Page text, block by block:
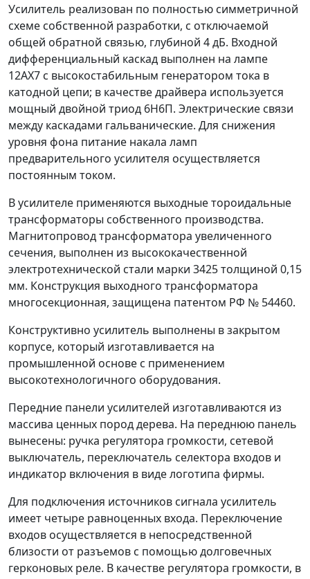
Усилитель реализован по полностью симметричной
схеме собственной разработки, c отключаемой
общей обратной связью, глубиной 4 дБ. Входной
дифференциальный каскад выполнен на лампе
12АХ7 с высокостабильным генератором тока в
катодной цепи; в качестве драйвера используется
мощный двойной триод 6Н6П. Электрические связи
между каскадами гальванические. Для снижения
уровня фона питание накала ламп
предварительного усилителя осуществляется
постоянным током.
В усилителе применяются выходные тороидальные
трансформаторы собственного производства.
Магнитопровод трансформатора увеличенного
сечения, выполнен из высококачественной
электротехнической стали марки 3425 толщиной 0,15
мм. Конструкция выходного трансформатора
многосекционная, защищена патентом РФ № 54460.
Конструктивно усилитель выполнены в закрытом
корпусе, который изготавливается на
промышленной основе с применением
высокотехнологичного оборудования.
Передние панели усилителей изготавливаются из
массива ценных пород дерева. На переднюю панель
вынесены: ручка регулятора громкости, сетевой
выключатель, переключатель селектора входов и
индикатор включения в виде логотипа фирмы.
Для подключения источников сигнала усилитель
имеет четыре равноценных входа. Переключение
входов осуществляется в непосредственной
близости от разъемов с помощью долговечных
герконовых реле. В качестве регулятора громкости, в